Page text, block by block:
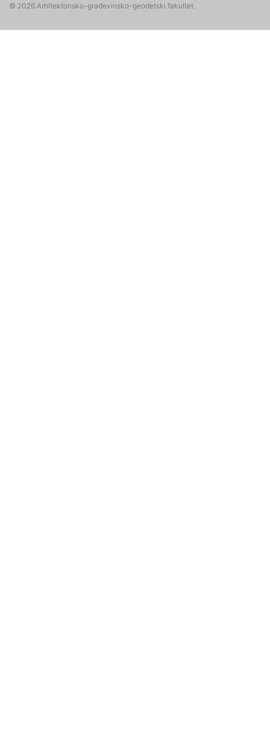
© 2026 Arhitektonsko-građevinsko-geodetski fakultet